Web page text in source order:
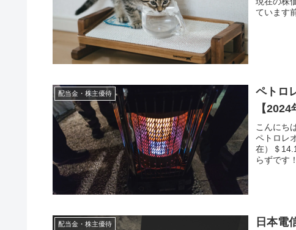
ています
配当金・株主優待
ペトロ
【
こんにち
ペトロレ
在）＄
らずです
配当金・株主優待
日本電